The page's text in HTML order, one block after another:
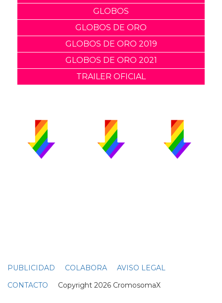
GLOBOS
GLOBOS DE ORO
GLOBOS DE ORO 2019
GLOBOS DE ORO 2021
TRAILER OFICIAL
PUBLICIDAD COLABORA
AVISO LEGAL
CONTACTO Copyright 2026 CromosomaX